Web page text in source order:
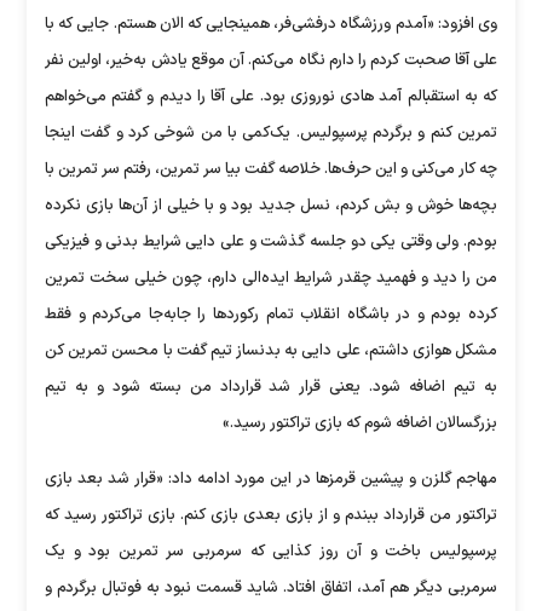
وی افزود: «آمدم ورزشگاه درفشی‌فر، همینجایی که الان هستم. جایی که با
علی آقا صحبت کردم را دارم نگاه می‌کنم. آن موقع یادش به‌خیر، اولین نفر
که به استقبالم آمد هادی نوروزی بود. علی آقا را دیدم و گفتم می‌خواهم
تمرین کنم و برگردم پرسپولیس. یک‌کمی با من شوخی کرد و گفت اینجا
چه کار می‌کنی و این حرف‌ها. خلاصه گفت بیا سر تمرین، رفتم سر تمرین با
بچه‌ها خوش و بش کردم، نسل جدید بود و با خیلی از آن‌ها بازی نکرده
بودم. ولی وقتی یکی دو جلسه گذشت و علی دایی شرایط بدنی و فیزیکی
من را دید و فهمید چقدر شرایط ایده‌الی دارم، چون خیلی سخت تمرین
کرده بودم و در باشگاه انقلاب تمام رکورد‌ها را جابه‌جا می‌کردم و فقط
مشکل هوازی داشتم، علی دایی به بدنساز تیم گفت با محسن تمرین کن
به تیم اضافه شود. یعنی قرار شد قرارداد من بسته شود و به تیم
بزرگسالان اضافه شوم که بازی تراکتور رسید.»
مهاجم گلزن و پیشین قرمز‌ها در این مورد ادامه داد: «قرار شد بعد بازی
تراکتور من قرارداد ببندم و از بازی بعدی بازی کنم. بازی تراکتور رسید که
پرسپولیس باخت و آن روز کذایی که سرمربی سر تمرین بود و یک
سرمربی دیگر هم آمد، اتفاق افتاد. شاید قسمت نبود به فوتبال برگردم و